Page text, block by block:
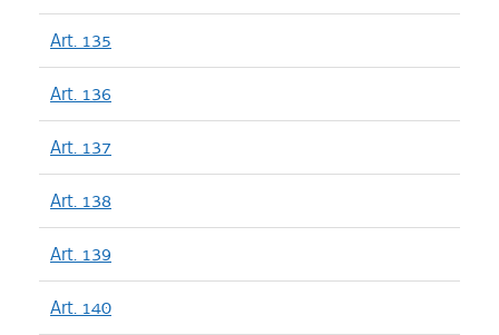
Art. 135
Art. 136
Art. 137
Art. 138
Art. 139
Art. 140